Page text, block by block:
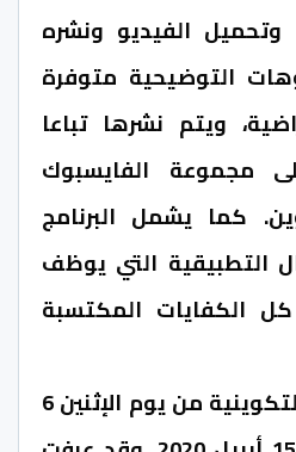
وتحميل الفيديو ونشره
التوضيحية متوفرة
ويتم نشرها تباعا
مجموعة الفايسبوك
كما يشمل البرنامج
التطبيقية التي يوظف
الكفايات المكتسبة
وتمتد هذه الدورة التكوينية من يوم الإثنين 6